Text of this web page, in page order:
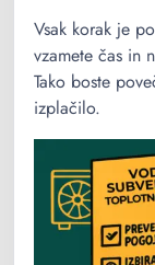
Vsak korak je
vzamete čas in
Tako boste
izplačilo.